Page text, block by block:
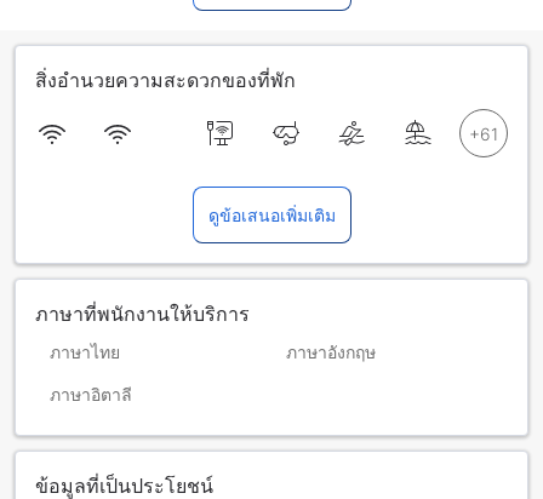
สิ่งอำนวยความสะดวกของที่พัก
ดูข้อเสนอเพิ่มเติม
ภาษาที่พนักงานให้บริการ
ภาษาไทย ภาษาอังกฤษ
ภาษาอิตาลี
ข้อมูลที่เป็นประโยชน์